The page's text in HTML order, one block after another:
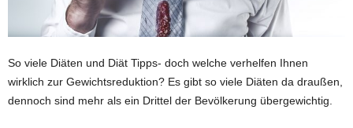
So viele Diäten und Diät Tipps- doch welche verhelfen Ihnen
wirklich zur Gewichtsreduktion? Es gibt so viele Diäten da draußen,
dennoch sind mehr als ein Drittel der Bevölkerung übergewichtig.